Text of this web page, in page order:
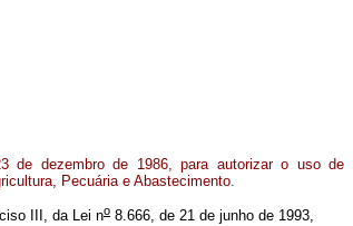
de dezembro de 1986, para autorizar o uso de
Pecuária e Abastecimento.
III, da Lei no 8.666, de 21 de junho de 1993,